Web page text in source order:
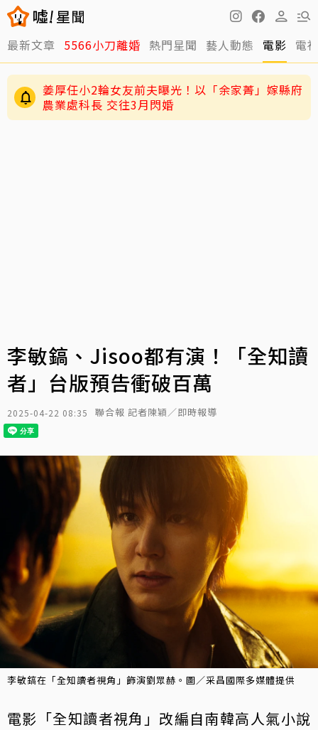
最新文章 5566小刀離婚 熱門星聞 藝人動態 電影 電
姜厚任小2輪女友前夫曝光！以「余家菁」嫁縣府
農業處科長 交往3月閃婚
李敏鎬、Jisoo都有演！「全知讀
者」台版預告衝破百萬
2025-04-22 08:35 聯合報 記者陳穎／即時報導
李敏鎬在「全知讀者視角」飾演劉眾赫。圖／采昌國際多媒體提供
電影「全知讀者視角」改編自南韓高人氣小說